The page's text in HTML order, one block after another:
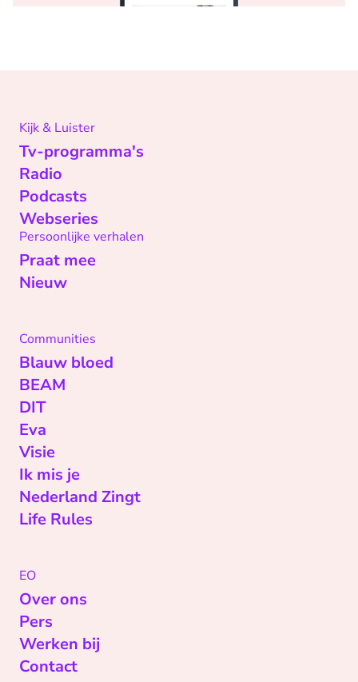
Kijk & Luister
Tv-programma's
Radio
Podcasts
Webseries
Persoonlijke verhalen
Praat mee
Nieuw
Communities
Blauw bloed
BEAM
DIT
Eva
Visie
Ik mis je
Nederland Zingt
Life Rules
EO
Over ons
Pers
Werken bij
Contact